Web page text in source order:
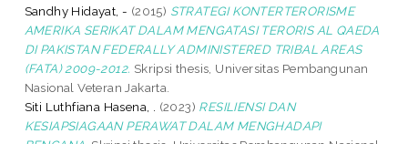
Sandhy Hidayat, - (2015) STRATEGI KONTERTERORISME
AMERIKA SERIKAT DALAM MENGATASI TERORIS AL QAEDA
DI PAKISTAN FEDERALLY ADMINISTERED TRIBAL AREAS
(FATA) 2009-2012. Skripsi thesis, Universitas Pembangunan
Nasional Veteran Jakarta.
Siti Luthfiana Hasena, .
(2023) RESILIENSI DAN
KESIAPSIAGAAN PERAWAT DALAM MENGHADAPI